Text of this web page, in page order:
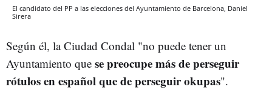
El candidato del PP a las elecciones del Ayuntamiento de Barcelona, Daniel
Sirera
Según él, la Ciudad Condal "no puede tener un
Ayuntamiento que se preocupe más de perseguir
rótulos en español que de perseguir okupas".